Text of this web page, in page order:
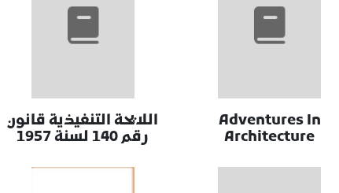
Adventures In
Architecture
اللايحة التنفيذية قانون
رقم 140 لسنة 1957